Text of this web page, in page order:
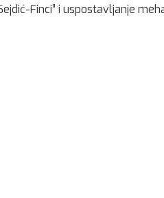
Finci” i uspostavljanje